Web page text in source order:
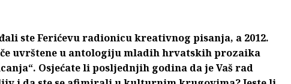
ste Ferićevu radionicu kreativnog pisanja, a 2012.
uvrštene u antologiju mladih hrvatskih prozaika
Osjećate li posljednjih godina da je Vaš rad